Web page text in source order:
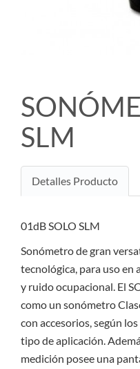
SLM
Detalles Producto
01dB SOLO SLM
Sonómetro de gran
tecnológica, para uso en
y ruido ocupacional. El
como un sonómetro
con accesorios, según
tipo de aplicación.
medición posee una